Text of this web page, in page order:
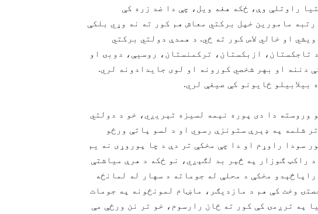
راوتلې وې، ځکه هغه ویل، چې دا ضد زره کې
مامورین خپل برکتي معاش هم کور ته نه وړي بلکې
او خالي لاس کور ته ځي. د همدې دولتي برکتي
تاجکستان، ازبکستان، ترکمنستان، روسیې، دوبۍ او
دننه او بهر شخصي کورونه او لوی جایدادونه لري.
ځایونو کې صیغې لري.
وروسته دا دی پوره نېمه لسیزه تېریږي، خو د دولتي
شلمه په ډېرې ستونزې رسوي او د لسو پاتې ورځو
سودا راوړم او دا چې مخکې تر دې د چا پوروړی نه یم
راکټ ګوزار په څېر بد لګېږي، نو ځکه د هرې میاشتې
مخکې د محلې له جوماته د سهار له لمانځه
وخت کې هم د مازدیګر، ماښام لمونځونه په جومات
په ترږمۍ کې کور ته ځان رارسوم، خو تر نن ورځې مې